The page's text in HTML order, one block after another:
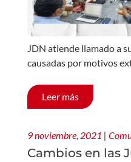
JDN atiende llamado a
causadas por motivos
Leer más
9 noviembre, 2021 |
Cambios en las